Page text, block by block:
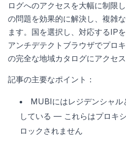
ログへのアクセスを大幅に制限
の問題を効果的に解決し、複雑
ます。国を選択し、対応するIP
アンチデテクトブラウザでプロ
の完全な地域カタログにアクセス
記事の主要なポイント：
MUBIにはレジデンシャル
している — これらはプロキ
ロックされません